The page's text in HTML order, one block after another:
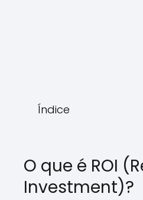
Índice
O que é ROI
Investment)?